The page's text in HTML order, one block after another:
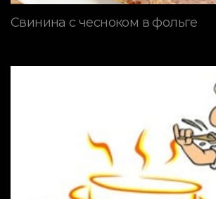
Свинина с чесноком в фольге